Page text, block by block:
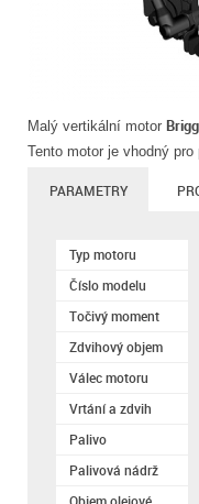
Malý vertikální motor
Tento motor je vhodný
PARAMETRY
Typ motoru
Číslo modelu
Točivý moment
Zdvihový objem
Válec motoru
Vrtání a zdvih
Palivo
Palivová nádrž